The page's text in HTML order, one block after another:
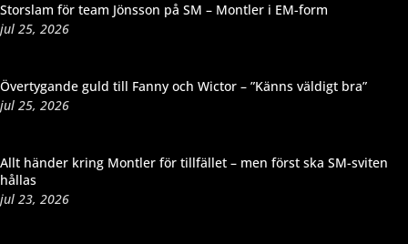
Storslam för team Jönsson på SM – Montler i EM-form
jul 25, 2026
Övertygande guld till Fanny och Wictor – ”Känns väldigt bra”
jul 25, 2026
Allt händer kring Montler för tillfället – men först ska SM-sviten
hållas
jul 23, 2026